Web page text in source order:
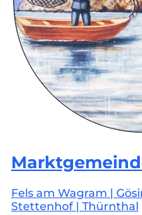
Fels am Wagram |
Stettenhof | Thürnthal